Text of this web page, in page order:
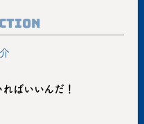
ばいいんだ！